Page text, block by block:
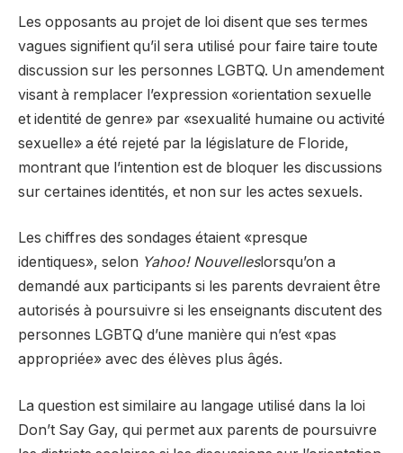
Les opposants au projet de loi disent que ses termes
vagues signifient qu’il sera utilisé pour faire taire toute
discussion sur les personnes LGBTQ. Un amendement
visant à remplacer l’expression «orientation sexuelle
et identité de genre» par «sexualité humaine ou activité
sexuelle» a été rejeté par la législature de Floride,
montrant que l’intention est de bloquer les discussions
sur certaines identités, et non sur les actes sexuels.
Les chiffres des sondages étaient «presque
identiques», selon Yahoo! Nouvelleslorsqu’on a
demandé aux participants si les parents devraient être
autorisés à poursuivre si les enseignants discutent des
personnes LGBTQ d’une manière qui n’est «pas
appropriée» avec des élèves plus âgés.
La question est similaire au langage utilisé dans la loi
Don’t Say Gay, qui permet aux parents de poursuivre